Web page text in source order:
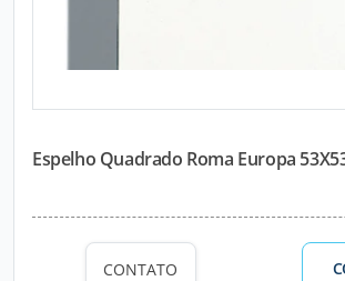
Espelho Quadrado Roma Europa
CONTATO